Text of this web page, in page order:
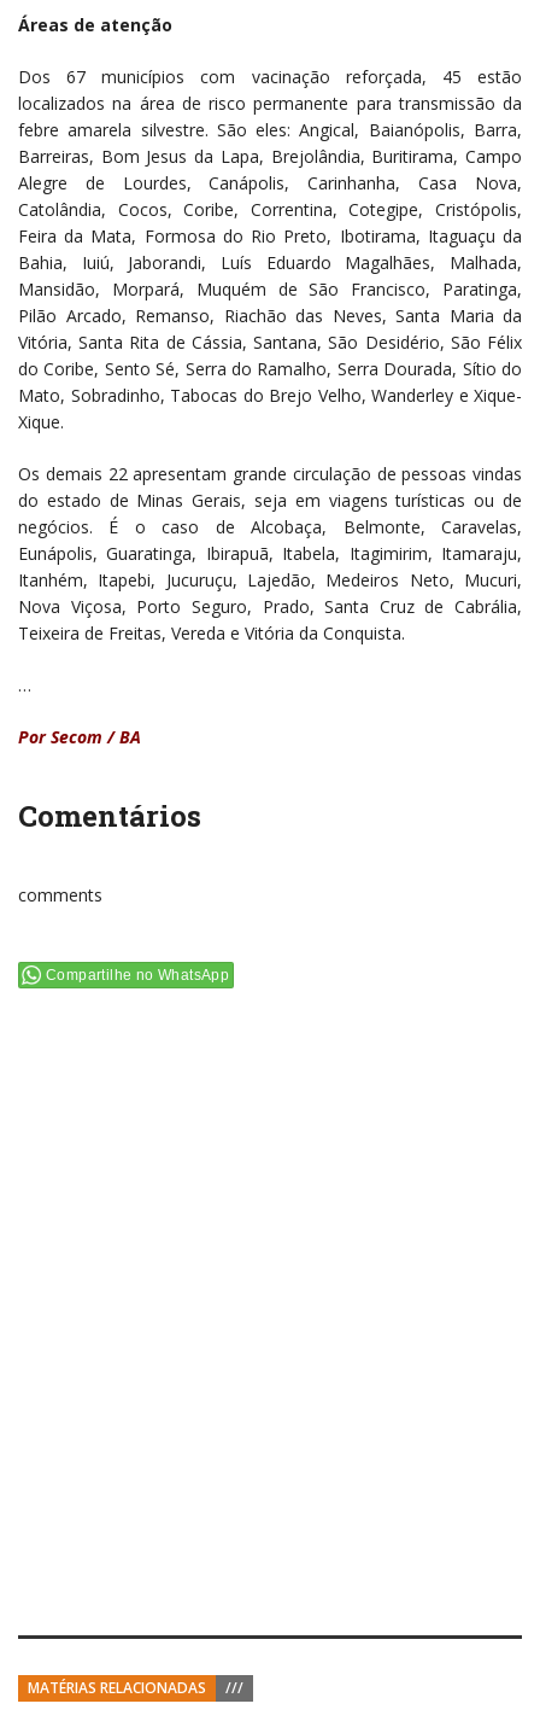
Áreas de atenção
Dos 67 municípios com vacinação reforçada, 45 estão
localizados na área de risco permanente para transmissão da
febre amarela silvestre. São eles: Angical, Baianópolis, Barra,
Barreiras, Bom Jesus da Lapa, Brejolândia, Buritirama, Campo
Alegre de Lourdes, Canápolis, Carinhanha, Casa Nova,
Catolândia, Cocos, Coribe, Correntina, Cotegipe, Cristópolis,
Feira da Mata, Formosa do Rio Preto, Ibotirama, Itaguaçu da
Bahia, Iuiú, Jaborandi, Luís Eduardo Magalhães, Malhada,
Mansidão, Morpará, Muquém de São Francisco, Paratinga,
Pilão Arcado, Remanso, Riachão das Neves, Santa Maria da
Vitória, Santa Rita de Cássia, Santana, São Desidério, São Félix
do Coribe, Sento Sé, Serra do Ramalho, Serra Dourada, Sítio do
Mato, Sobradinho, Tabocas do Brejo Velho, Wanderley e Xique-
Xique.
Os demais 22 apresentam grande circulação de pessoas vindas
do estado de Minas Gerais, seja em viagens turísticas ou de
negócios. É o caso de Alcobaça, Belmonte, Caravelas,
Eunápolis, Guaratinga, Ibirapuã, Itabela, Itagimirim, Itamaraju,
Itanhém, Itapebi, Jucuruçu, Lajedão, Medeiros Neto, Mucuri,
Nova Viçosa, Porto Seguro, Prado, Santa Cruz de Cabrália,
Teixeira de Freitas, Vereda e Vitória da Conquista.
…
Por Secom / BA
Comentários
comments
Compartilhe no WhatsApp
MATÉRIAS RELACIONADAS ///